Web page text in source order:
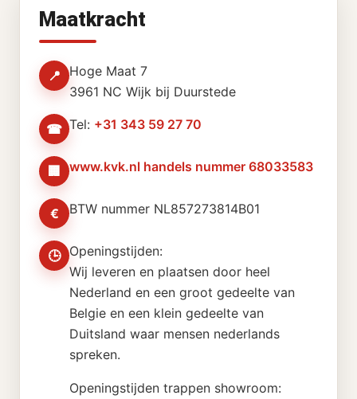
Maatkracht
📍
Hoge Maat 7
3961 NC Wijk bij Duurstede
☎ Tel: +31 343 59 27 70
🏢 www.kvk.nl handels nummer 68033583
€ BTW nummer NL857273814B01
🕒 Openingstijden:
Wij leveren en plaatsen door heel
Nederland en een groot gedeelte van
Belgie en een klein gedeelte van
Duitsland waar mensen nederlands
spreken.
Openingstijden trappen showroom: